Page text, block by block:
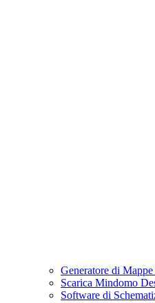
Generatore di
Scarica Mindomo
Software di